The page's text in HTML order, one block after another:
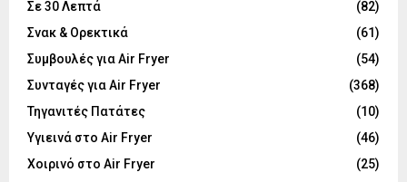
Σε 30 Λεπτά
(82)
Σνακ & Ορεκτικά
(61)
Συμβουλές για Air Fryer
(54)
Συνταγές για Air Fryer
(368)
Τηγανιτές Πατάτες
(10)
Υγιεινά στο Air Fryer
(46)
Χοιρινό στο Air Fryer
(25)